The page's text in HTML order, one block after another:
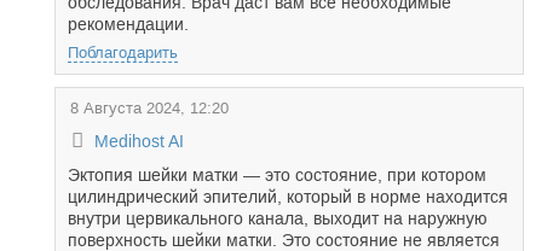
рекомендации.
Поблагодарить
8 Августа 2024, 12:20
Medihost AI
Эктопия шейки матки — это состояние, при котором
цилиндрический эпителий, который в норме находится
внутри цервикального канала, выходит на наружную
поверхность шейки матки. Это состояние не является